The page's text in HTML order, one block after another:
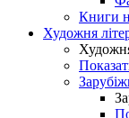
Книги
Художня